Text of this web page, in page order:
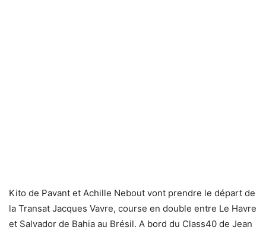
Kito de Pavant et Achille Nebout vont prendre le départ de
la Transat Jacques Vavre, course en double entre Le Havre
et Salvador de Bahia au Brésil. A bord du Class40 de Jean